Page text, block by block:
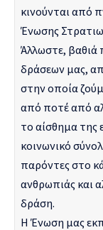
κινούνται από
Ένωσης
Άλλωστε, βαθιά
δράσεων μας,
στην οποία
από ποτέ από
το αίσθημα της
κοινωνικό
παρόντες στο
ανθρωπιάς και
δράση.
Η Ένωση μας